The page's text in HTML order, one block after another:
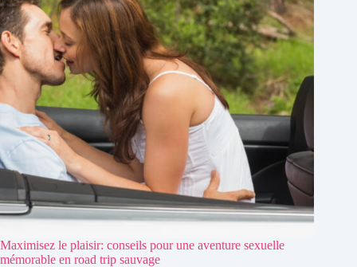
Maximisez le plaisir: conseils pour une aventure sexuelle
mémorable en road trip sauvage